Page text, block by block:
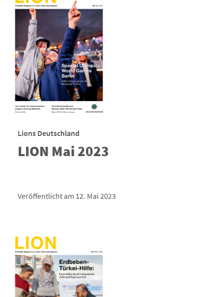
Lions Deutschland
LION Mai 2023
Veröffentlicht am 12. Mai 2023